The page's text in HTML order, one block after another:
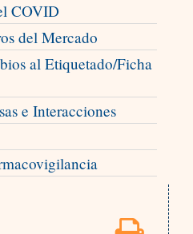
COVID
del Mercado
al Etiquetado/Ficha
e Interacciones